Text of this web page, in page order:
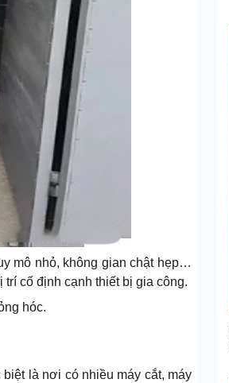
mô nhỏ, không gian chật hẹp…
trí cố định cạnh thiết bị gia công.
hóc.
là nơi có nhiều máy cắt, máy